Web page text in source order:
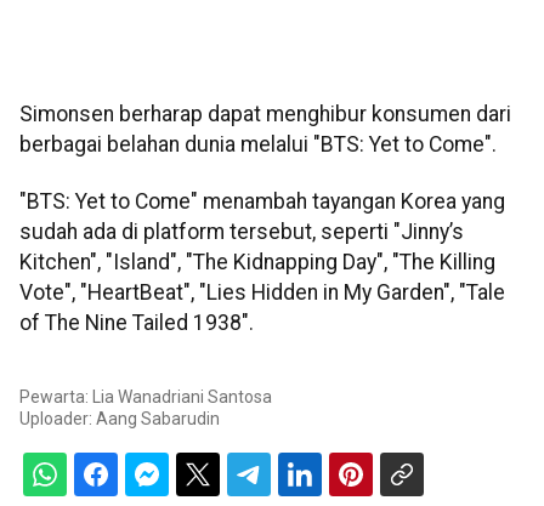
Simonsen berharap dapat menghibur konsumen dari
berbagai belahan dunia melalui "BTS: Yet to Come".
"BTS: Yet to Come" menambah tayangan Korea yang
sudah ada di platform tersebut, seperti "Jinny’s
Kitchen", "Island", "The Kidnapping Day", "The Killing
Vote", "HeartBeat", "Lies Hidden in My Garden", "Tale
of The Nine Tailed 1938".
Pewarta: Lia Wanadriani Santosa
Uploader: Aang Sabarudin